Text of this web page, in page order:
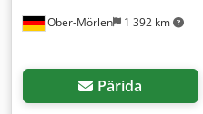
Ober-Mörlen 1 392 km
Pärida